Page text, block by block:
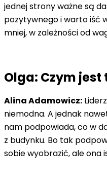
jednej strony ważne są
pozytywnego i warto iść
mniej, w zależności od
Olga: Czym
Alina Adamowicz:
niemodna. A jednak
nam podpowiada, co w
z budynku. Bo tak
sobie wyobrazić, ale ona